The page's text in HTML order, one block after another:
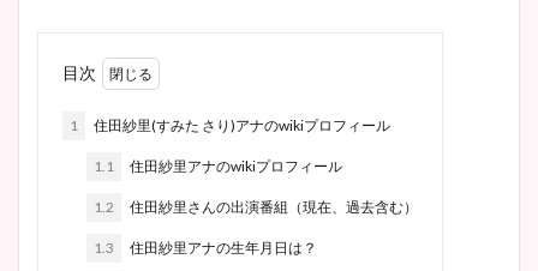
目次
1 住田紗里(すみた さり)アナのwikiプロフィール
1.1 住田紗里アナのwikiプロフィール
1.2 住田紗里さんの出演番組（現在、過去含む）
1.3 住田紗里アナの生年月日は？